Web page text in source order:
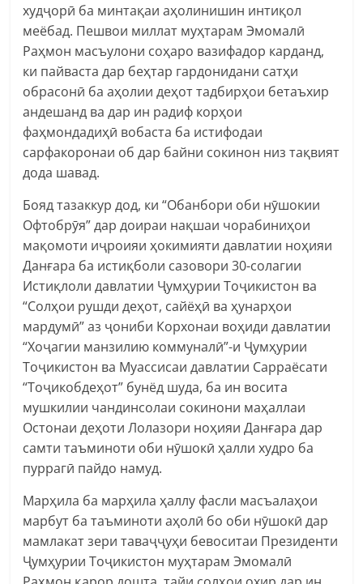
худҷорӣ ба минтақаи аҳолинишин интиқол
меёбад. Пешвои миллат муҳтарам Эмомалӣ
Раҳмон масъулони соҳаро вазифадор карданд,
ки пайваста дар беҳтар гардонидани сатҳи
обрасонӣ ба аҳолии деҳот тадбирҳои бетаъхир
андешанд ва дар ин радиф корҳои
фаҳмондадиҳӣ вобаста ба истифодаи
сарфакоронаи об дар байни сокинон низ тақвият
дода шавад.
Бояд тазаккур дод, ки “Обанбори оби нӯшокии
Офтобрӯя” дар доираи нақшаи чорабиниҳои
мақомоти иҷроияи ҳокимияти давлатии ноҳияи
Данғара ба истиқболи сазовори 30-солагии
Истиқлоли давлатии Ҷумҳурии Тоҷикистон ва
“Солҳои рушди деҳот, сайёҳӣ ва ҳунарҳои
мардумӣ” аз ҷониби Корхонаи воҳиди давлатии
“Хоҷагии манзилию коммуналӣ”-и Ҷумҳурии
Тоҷикистон ва Муассисаи давлатии Сарраёсати
“Тоҷикобдеҳот” бунёд шуда, ба ин восита
мушкилии чандинсолаи сокинони маҳаллаи
Остонаи деҳоти Лолазори ноҳияи Данғара дар
самти таъминоти оби нӯшокӣ ҳалли худро ба
пуррагӣ пайдо намуд.
Марҳила ба марҳила ҳаллу фасли масъалаҳои
марбут ба таъминоти аҳолӣ бо оби нӯшокӣ дар
мамлакат зери таваҷҷуҳи бевоситаи Президенти
Ҷумҳурии Тоҷикистон муҳтарам Эмомалӣ